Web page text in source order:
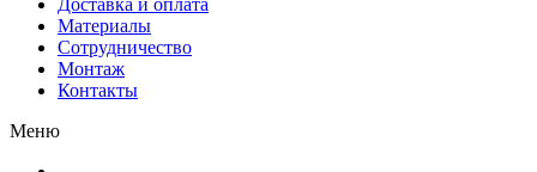
Доставка и оплата
Материалы
Сотрудничество
Монтаж
Контакты
Меню